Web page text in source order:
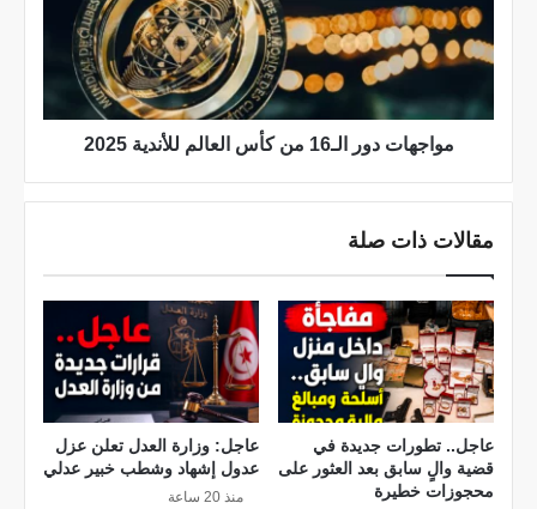
ب
.
ف
ا
ص
ي
ل
ا
ـ
1
6
م
ن
ك
أ
س
ا
ل
مواجهات دور الـ16 من كأس العالم للأندية 2025
مقالات ذات صلة
عاجل.. تطورات جديدة في
قضية والٍ سابق بعد العثور على
محجوزات خطيرة
عاجل: وزارة العدل تعلن عزل
عدول إشهاد وشطب خبير عدلي
منذ 20 ساعة